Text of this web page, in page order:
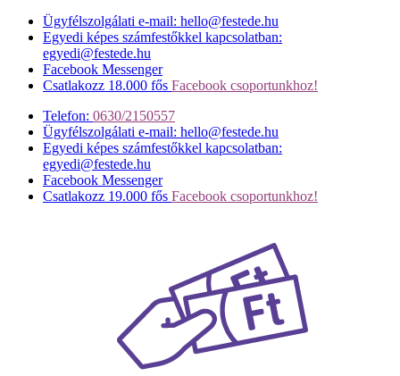
Ügyfélszolgálati e-mail: hello@festede.hu
Egyedi képes számfestőkkel kapcsolatban:
egyedi@festede.hu
Facebook Messenger
Csatlakozz 18.000 fős Facebook csoportunkhoz!
Telefon: 0630/2150557
Ügyfélszolgálati e-mail: hello@festede.hu
Egyedi képes számfestőkkel kapcsolatban:
egyedi@festede.hu
Facebook Messenger
Csatlakozz 19.000 fős Facebook csoportunkhoz!